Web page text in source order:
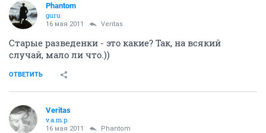
Phantom
guru
16 мая 2011 Veritas
Старые разведенки - это какие? Так, на всякий
случай, мало ли что.))
ОТВЕТИТЬ
Veritas
v.a.m.p.
16 мая 2011 Phantom